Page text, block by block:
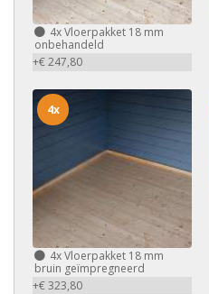
4xVloerpakket 18 mm
onbehandeld
+€ 247,80
4xVloerpakket 18 mm
bruin geïmpregneerd
+€ 323,80
4x